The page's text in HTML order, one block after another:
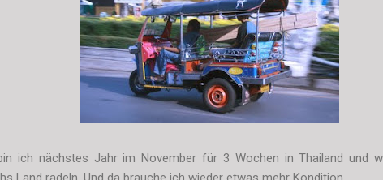
bin ich nächstes Jahr im November für 3 Wochen in Thailand und